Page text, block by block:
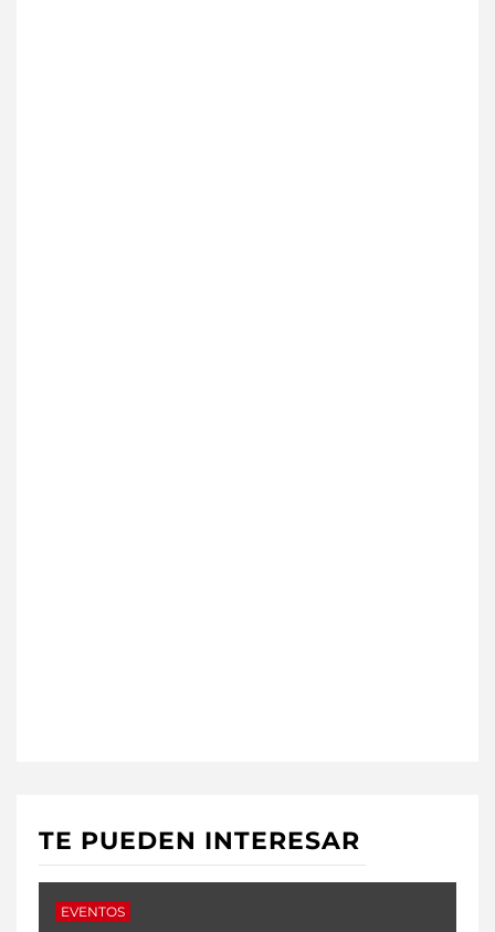
TE PUEDEN INTERESAR
EVENTOS